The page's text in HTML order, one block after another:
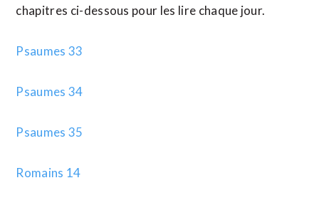
chapitres ci-dessous pour les lire chaque jour.
Psaumes 33
Psaumes 34
Psaumes 35
Romains 14